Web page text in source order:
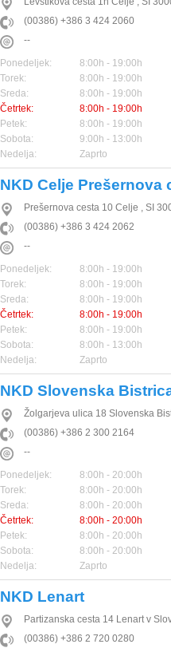
(00386) +386 3 424 2060
--
Ponedeljek:
8:00h - 19:00h
Torek:
8:00h - 19:00h
Sreda:
8:00h - 19:00h
Četrtek:
8:00h - 19:00h
Petek:
8:00h - 19:00h
Sobota:
9:00h - 13:00h
Nedelja:
Zaprto
NKD Celje Prešernova
Prešernova cesta 10 Celje , SI
(00386) +386 3 424 2062
--
Ponedeljek:
8:00h - 19:00h
Torek:
8:00h - 19:00h
Sreda:
8:00h - 19:00h
Četrtek:
8:00h - 19:00h
Petek:
8:00h - 19:00h
Sobota:
8:00h - 13:00h
Nedelja:
Zaprto
NKD Slovenska
Žolgarjeva ulica 18 Slovenska
(00386) +386 2 300 2164
--
Ponedeljek:
8:00h - 20:00h
Torek:
8:00h - 20:00h
Sreda:
8:00h - 20:00h
Četrtek:
8:00h - 20:00h
Petek:
8:00h - 20:00h
Sobota:
8:00h - 20:00h
Nedelja:
Zaprto
NKD Lenart
Partizanska cesta 14 Lenart v
(00386) +386 2 720 0280